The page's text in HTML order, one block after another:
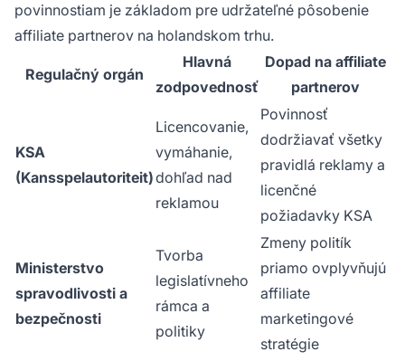
povinnostiam je základom pre udržateľné pôsobenie
affiliate partnerov na holandskom trhu.
Regulačný orgán
Hlavná
zodpovednosť
Dopad na affiliate
partnerov
KSA
(Kansspelautoriteit)
Licencovanie,
vymáhanie,
dohľad nad
reklamou
Povinnosť
dodržiavať všetky
pravidlá reklamy a
licenčné
požiadavky KSA
Ministerstvo
spravodlivosti a
bezpečnosti
Tvorba
legislatívneho
rámca a
politiky
Zmeny politík
priamo ovplyvňujú
affiliate
marketingové
stratégie